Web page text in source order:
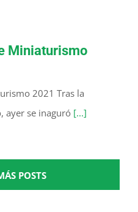
Miniaturismo
2021 Tras la
ayer se inaguró [...]
POSTS